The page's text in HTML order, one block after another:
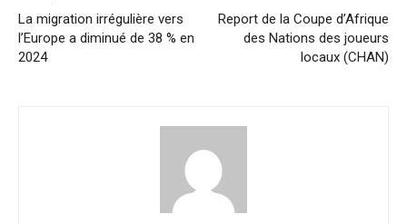
La migration irrégulière vers
l’Europe a diminué de 38 % en
2024
Report de la Coupe d’Afrique
des Nations des joueurs
locaux (CHAN)